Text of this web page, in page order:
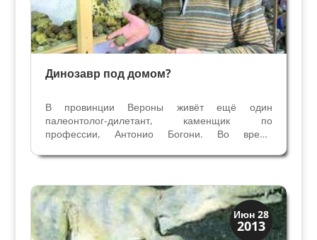
Динозавр под домом?
В провинции Вероны живёт ещё один
палеонтолог-дилетант, каменщик по
профессии, Антонио Богони. Во время
котловане фундамента многочисленные
что под этим домом находится скелет...
Июн 28
2013
История
Открытия